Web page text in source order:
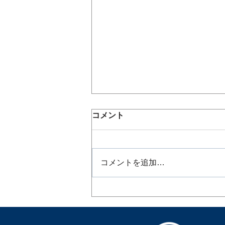
の練習の成果を実感！＜チャ
コメント
コメントを追加…